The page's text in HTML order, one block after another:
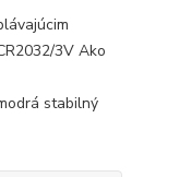
3V Ako